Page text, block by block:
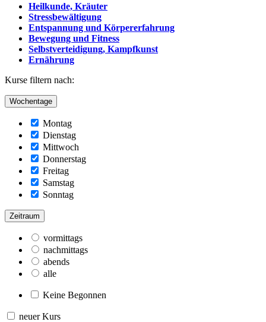
Heilkunde, Kräuter
Stressbewältigung
Entspannung und Körpererfahrung
Bewegung und Fitness
Selbstverteidigung, Kampfkunst
Ernährung
Kurse filtern nach:
Wochentage
Montag
Dienstag
Mittwoch
Donnerstag
Freitag
Samstag
Sonntag
Zeitraum
vormittags
nachmittags
abends
alle
Keine Begonnen
neuer Kurs